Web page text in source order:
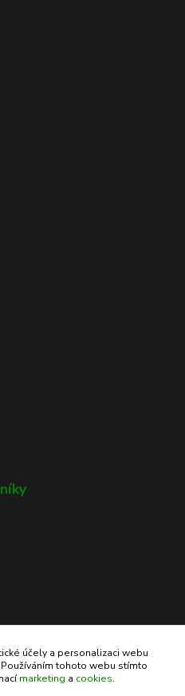
obrazovce.
účely a personalizaci webu
tohoto webu stímto
marketing a cookies.